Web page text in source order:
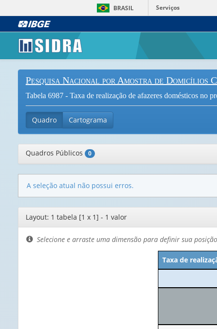
BRASIL Serviços
Pesquisa Nacional por Amostra de Domicílios
Tabela 6987 - Taxa de realização de afazeres domésticos
Quadro Cartograma
Quadros Públicos 0
A seleção atual não possui erros.
Editor
de
layout
Layout: 1 tabela [1 x 1] - 1 valor
Selecione e arraste uma dimensão para definir sua posição
Taxa de